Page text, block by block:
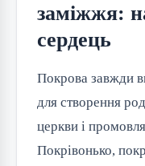
заміжжя:
сердець
Покрова завжди
для створення
церкви і
Покрівонько,